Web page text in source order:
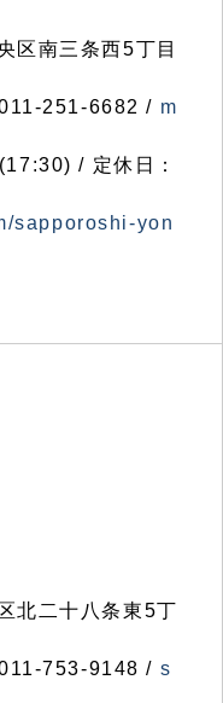
南三条西5丁目
251-6682 / m
/ 定休日：
sapporoshi-yon
北二十八条東5丁
753-9148 / s